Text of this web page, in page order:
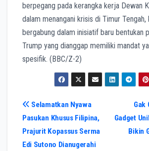
berpegang pada kerangka kerja Dewan
dalam menangani krisis di Timur Tengah,
bergabung dalam inisiatif baru bentukan
Trump yang dianggap memiliki mandat
spesifik. (BBC/Z-2)
Navigasi
pos
Gak
Gadget
Bikin
Selamatkan Nyawa
Pasukan Khusus Filipina,
Prajurit Kopassus Serma
Edi Sutono Dianugerahi